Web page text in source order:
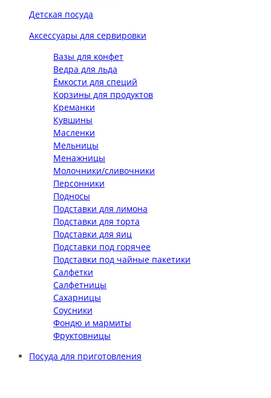
Детская посуда
Аксессуары для сервировки
Вазы для конфет
Ведра для льда
Ёмкости для специй
Корзины для продуктов
Креманки
Кувшины
Масленки
Мельницы
Менажницы
Молочники/сливочники
Персонники
Подносы
Подставки для лимона
Подставки для торта
Подставки для яиц
Подставки под горячее
Подставки под чайные пакетики
Салфетки
Салфетницы
Сахарницы
Соусники
Фондю и мармиты
Фруктовницы
Посуда для приготовления